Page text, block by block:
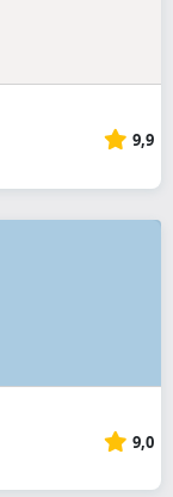
9,9
9,0